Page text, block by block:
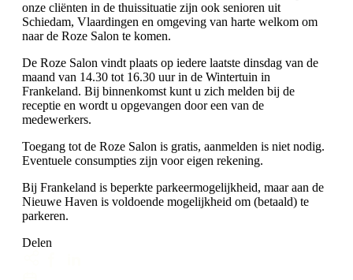
onze cliënten in de thuissituatie zijn ook senioren uit
Schiedam, Vlaardingen en omgeving van harte welkom om
naar de Roze Salon te komen.
De Roze Salon vindt plaats op iedere laatste dinsdag van de
maand van 14.30 tot 16.30 uur in de Wintertuin in
Frankeland. Bij binnenkomst kunt u zich melden bij de
receptie en wordt u opgevangen door een van de
medewerkers.
Toegang tot de Roze Salon is gratis, aanmelden is niet nodig.
Eventuele consumpties zijn voor eigen rekening.
Bij Frankeland is beperkte parkeermogelijkheid, maar aan de
Nieuwe Haven is voldoende mogelijkheid om (betaald) te
parkeren.
Delen